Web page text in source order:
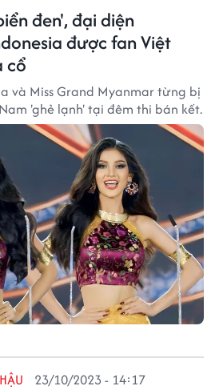
đen', đại diện
được fan Việt
cổ
và Miss Grand Myanmar từng bị
'ghẻ lạnh' tại đêm thi bán kết.
23/10/2023 - 14:17